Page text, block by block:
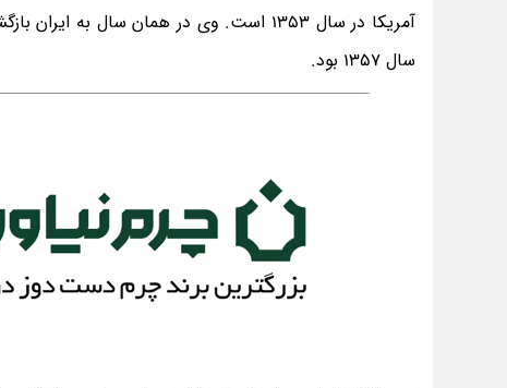
آمریکا در سال 1353 است. وی در همان سال به ایران بازگشت و آغازِ فعالیت سینمایی اش، بازی در فیلم قدغن از علی
سال 1357 بود.